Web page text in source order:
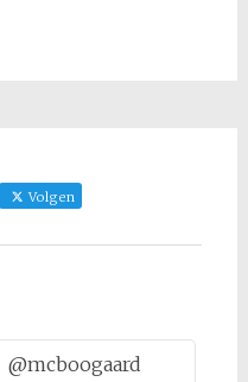
Volgen
@mcboogaard